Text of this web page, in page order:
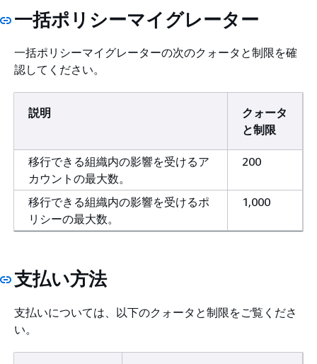
一括ポリシーマイグレーター
一括ポリシーマイグレーターの次のクォータと制限を確
認してください。
説明
クォータ
と制限
移行できる組織内の影響を受けるア
カウントの最大数。
200
移行できる組織内の影響を受けるポ
リシーの最大数。
1,000
支払い方法
支払いについては、以下のクォータと制限をご覧くださ
い。